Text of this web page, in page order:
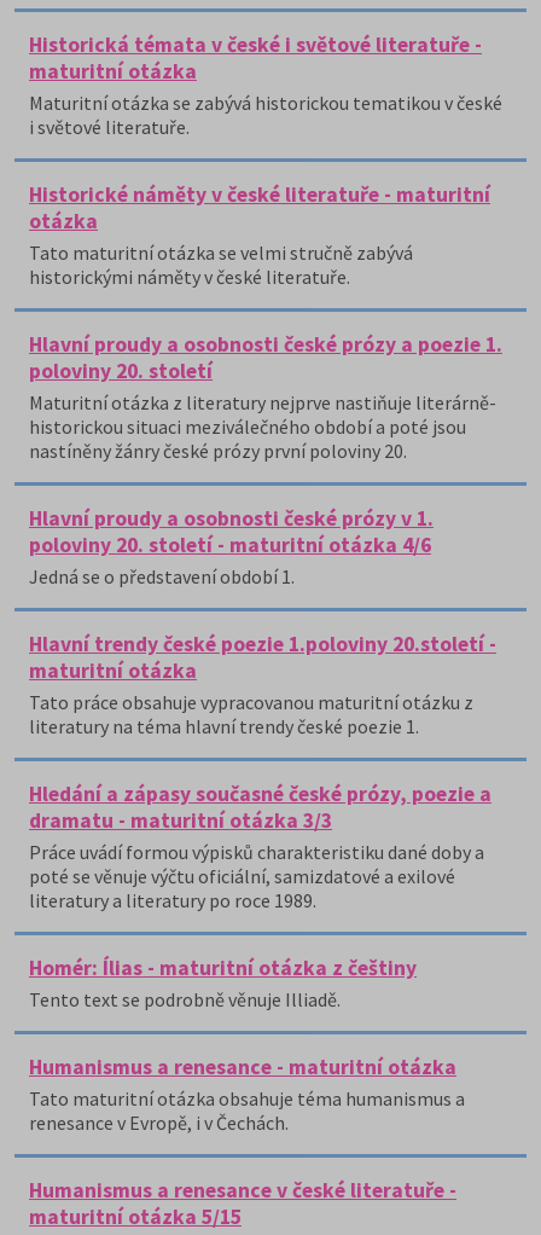
Historická témata v české i světové literatuře -
maturitní otázka
Maturitní otázka se zabývá historickou tematikou v české
i světové literatuře.
Historické náměty v české literatuře - maturitní
otázka
Tato maturitní otázka se velmi stručně zabývá
historickými náměty v české literatuře.
Hlavní proudy a osobnosti české prózy a poezie 1.
poloviny 20. století
Maturitní otázka z literatury nejprve nastiňuje literárně-
historickou situaci meziválečného období a poté jsou
nastíněny žánry české prózy první poloviny 20.
Hlavní proudy a osobnosti české prózy v 1.
poloviny 20. století - maturitní otázka 4/6
Jedná se o představení období 1.
Hlavní trendy české poezie 1.poloviny 20.století -
maturitní otázka
Tato práce obsahuje vypracovanou maturitní otázku z
literatury na téma hlavní trendy české poezie 1.
Hledání a zápasy současné české prózy, poezie a
dramatu - maturitní otázka 3/3
Práce uvádí formou výpisků charakteristiku dané doby a
poté se věnuje výčtu oficiální, samizdatové a exilové
literatury a literatury po roce 1989.
Homér: Ílias - maturitní otázka z češtiny
Tento text se podrobně věnuje Illiadě.
Humanismus a renesance - maturitní otázka
Tato maturitní otázka obsahuje téma humanismus a
renesance v Evropě, i v Čechách.
Humanismus a renesance v české literatuře -
maturitní otázka 5/15